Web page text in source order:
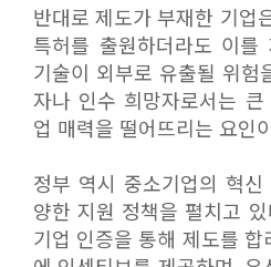
반대로 제도가 부재한 기업
특허를 출원하더라도 이
기술이 외부로 유출될 위
자나 인수 희망자로서는
업 매력을 떨어뜨리는 요인
정부 역시 중소기업의 혁
양한 지원 정책을 펼치고
기업 인증을 통해 제도를 합